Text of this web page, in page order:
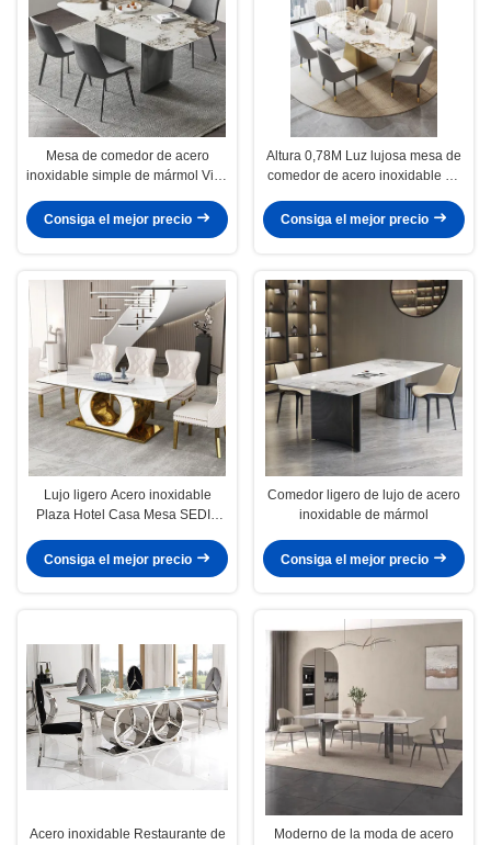
Mesa de comedor de acero
inoxidable simple de mármol Villa
Consiga el mejor precio
Altura 0,78M Luz lujosa mesa de
comedor de acero inoxidable de
Consiga el mejor precio
Lujo ligero Acero inoxidable
Plaza Hotel Casa Mesa SEDIA
Consiga el mejor precio
Comedor ligero de lujo de acero
inoxidable de mármol
Consiga el mejor precio
Acero inoxidable Restaurante de
Moderno de la moda de acero